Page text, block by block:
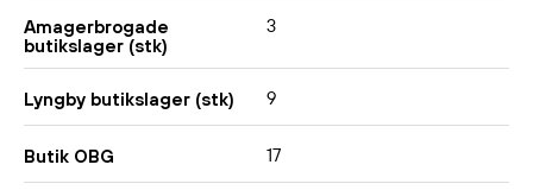
Amagerbrogade
butikslager (stk)
3
Lyngby butikslager (stk) 9
Butik OBG 17